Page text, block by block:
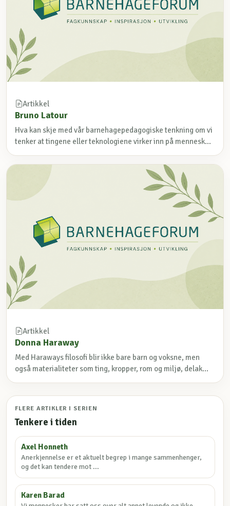
Artikkel
Bruno Latour
Hva kan skje med vår barnehagepedagogiske tenkning om vi
tenker at tingene eller teknologiene virker inn på mennesk...
Artikkel
Donna Haraway
Med Haraways filosofi blir ikke bare barn og voksne, men
også materialiteter som ting, kropper, rom og miljø, delak...
FLERE ARTIKLER I SERIEN
Tenkere i tiden
Axel Honneth
Anerkjennelse er et aktuelt begrep i mange sammenhenger,
og det kan tendere mot ...
Karen Barad